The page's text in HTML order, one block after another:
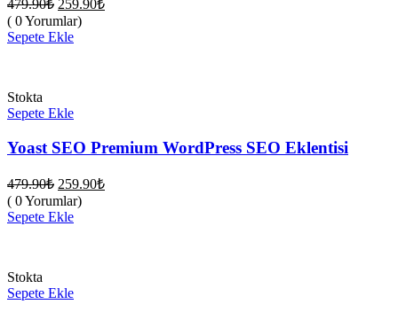
479.90₺
fiyat:
479.90₺.
259.90₺
( 0 Yorumlar)
Sepete Ekle
Stokta
Sepete Ekle
Yoast SEO Premium WordPress SEO Eklentisi
479.90₺ Orijinal
fiyat:
479.90₺.
259.90₺Şu
( 0 Yorumlar)
Sepete Ekle
Stokta
Sepete Ekle